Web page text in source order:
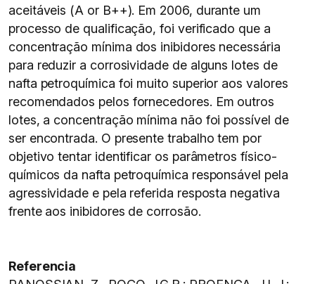
aceitáveis (A or B++). Em 2006, durante um
processo de qualificação, foi verificado que a
concentração mínima dos inibidores necessária
para reduzir a corrosividade de alguns lotes de
nafta petroquímica foi muito superior aos valores
recomendados pelos fornecedores. Em outros
lotes, a concentração mínima não foi possível de
ser encontrada. O presente trabalho tem por
objetivo tentar identificar os parâmetros físico-
químicos da nafta petroquímica responsável pela
agressividade e pela referida resposta negativa
frente aos inibidores de corrosão.
Referencia